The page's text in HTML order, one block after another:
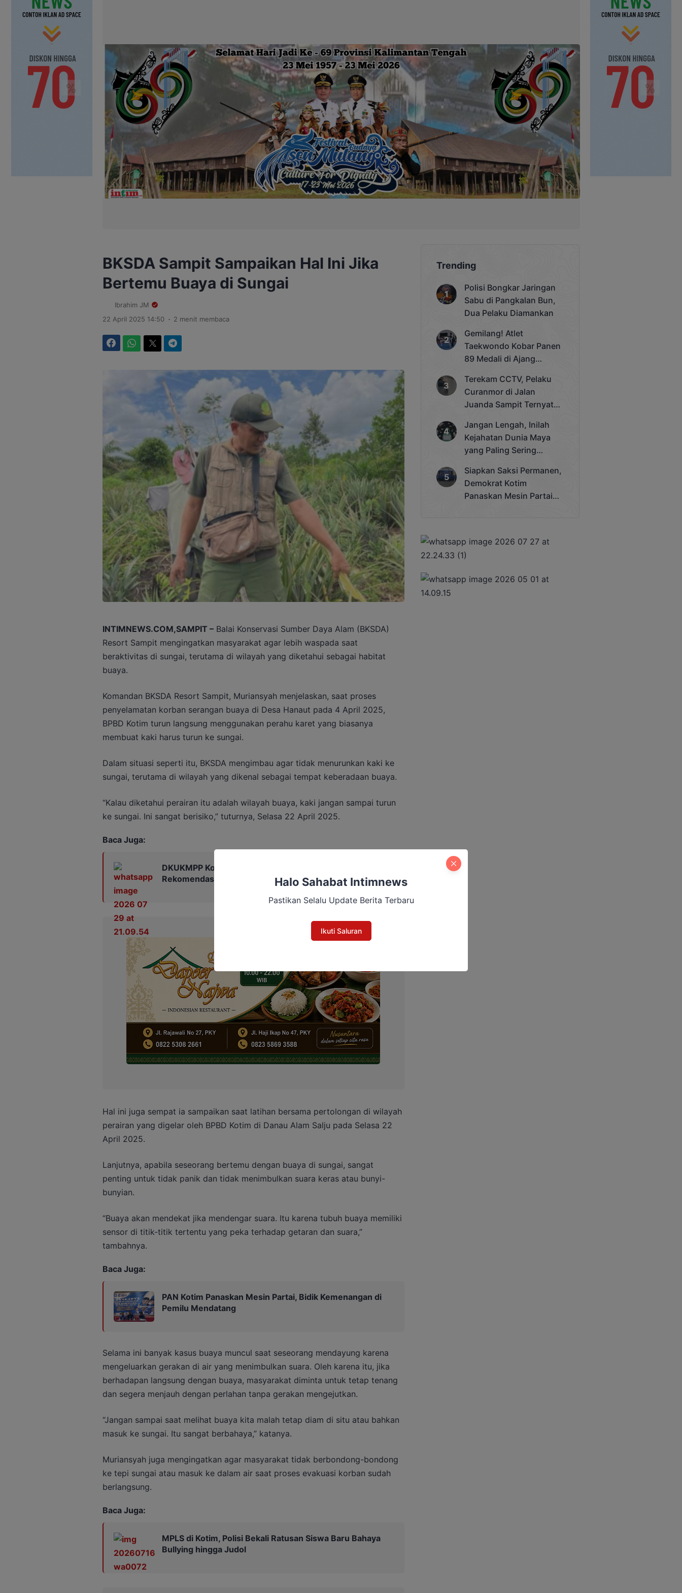
BKSDA Sampit Sampaikan Hal Ini Jika
Bertemu Buaya di Sungai
Ibrahim JM
22 April 2025 14:50 . 2 menit membaca
INTIMNEWS.COM,SAMPIT –Balai Konservasi Sumber Daya Alam (BKSDA)
Resort Sampit mengingatkan masyarakat agar lebih waspada saat
beraktivitas di sungai, terutama di wilayah yang diketahui sebagai habitat
buaya.
Komandan BKSDA Resort Sampit, Muriansyah menjelaskan, saat proses
penyelamatan korban serangan buaya di Desa Hanaut pada 4 April 2025,
BPBD Kotim turun langsung menggunakan perahu karet yang biasanya
membuat kaki harus turun ke sungai.
Dalam situasi seperti itu, BKSDA mengimbau agar tidak menurunkan kaki ke
sungai, terutama di wilayah yang dikenal sebagai tempat keberadaan buaya.
“Kalau diketahui perairan itu adalah wilayah buaya, kaki jangan sampai turun
ke sungai. Ini sangat berisiko,” tuturnya, Selasa 22 April 2025.
Baca Juga:
DKUKMPP Kotim Tegaskan Bripko Mandala Pemegang
Rekomendasi Koperasi Makarti Jaya
Hal ini juga sempat ia sampaikan saat latihan bersama pertolongan di wilayah
perairan yang digelar oleh BPBD Kotim di Danau Alam Salju pada Selasa 22
April 2025.
Lanjutnya, apabila seseorang bertemu dengan buaya di sungai, sangat
penting untuk tidak panik dan tidak menimbulkan suara keras atau bunyi-
bunyian.
“Buaya akan mendekat jika mendengar suara. Itu karena tubuh buaya memiliki
sensor di titik-titik tertentu yang peka terhadap getaran dan suara,”
tambahnya.
Baca Juga:
PAN Kotim Panaskan Mesin Partai, Bidik Kemenangan di
Pemilu Mendatang
Selama ini banyak kasus buaya muncul saat seseorang mendayung karena
mengeluarkan gerakan di air yang menimbulkan suara. Oleh karena itu, jika
berhadapan langsung dengan buaya, masyarakat diminta untuk tetap tenang
dan segera menjauh dengan perlahan tanpa gerakan mengejutkan.
“Jangan sampai saat melihat buaya kita malah tetap diam di situ atau bahkan
masuk ke sungai. Itu sangat berbahaya,” katanya.
Muriansyah juga mengingatkan agar masyarakat tidak berbondong-bondong
ke tepi sungai atau masuk ke dalam air saat proses evakuasi korban sudah
berlangsung.
Baca Juga:
MPLS di Kotim, Polisi Bekali Ratusan Siswa Baru Bahaya
Bullying hingga Judol
Trending
Polisi Bongkar Jaringan
Sabu di Pangkalan Bun,
Dua Pelaku Diamankan
Gemilang! Atlet
Taekwondo Kobar Panen
89 Medali di Ajang
Cup 2025
Terekam CCTV, Pelaku
Curanmor di Jalan
Juanda Sampit Ternyata
Jangan Lengah, Inilah
Kejahatan Dunia Maya
yang Paling Sering
Siapkan Saksi Permanen,
Demokrat Kotim
Panaskan Mesin Partai
Halo Sahabat Intimnews
Pastikan Selalu Update Berita Terbaru
Ikuti Saluran